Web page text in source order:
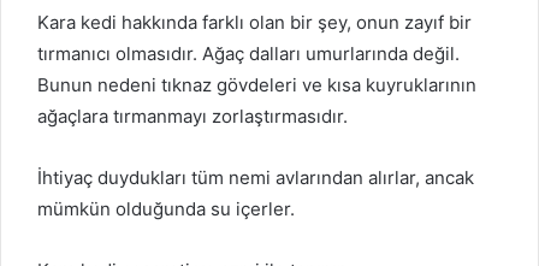
Kara kedi hakkında farklı olan bir şey, onun zayıf bir
tırmanıcı olmasıdır. Ağaç dalları umurlarında değil.
Bunun nedeni tıknaz gövdeleri ve kısa kuyruklarının
ağaçlara tırmanmayı zorlaştırmasıdır.
İhtiyaç duydukları tüm nemi avlarından alırlar, ancak
mümkün olduğunda su içerler.